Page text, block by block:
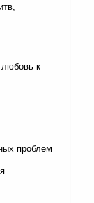
к
проблем